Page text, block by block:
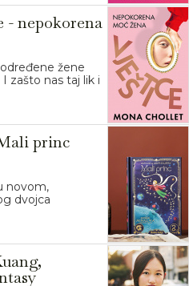
- nepokorena
žene
zašto nas taj lik i
princ
novom,
dvojca